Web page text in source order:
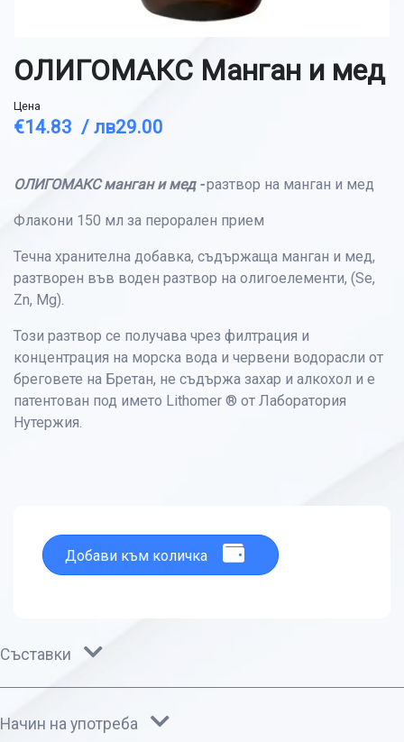
ОЛИГОМАКС Манган и мед
Цена
€14.83 / лв29.00
ОЛИГОМАКС манган и мед -разтвор на манган и мед
Флакони 150 мл за перорален прием
Течна хранителна добавка, съдържаща манган и мед,
разтворен във воден разтвор на олигоелементи, (Se,
Zn, Mg).
Този разтвор се получава чрез филтрация и
концентрация на морска вода и червени водорасли от
бреговете на Бретан, не съдържа захар и алкохол и е
патентован под името Lithomer ® от Лаборатория
Нутержия.
Добави към количка
Съставки
Начин на употреба